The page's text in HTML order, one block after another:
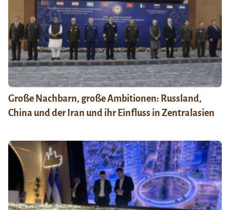
Große Nachbarn, große Ambitionen: Russland,
China und der Iran und ihr Einfluss in Zentralasien